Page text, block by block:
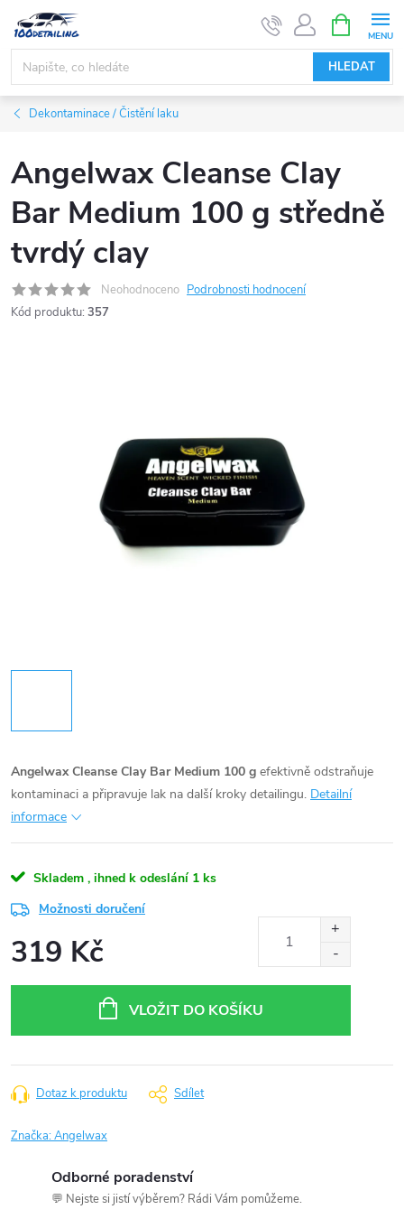
obsah
HLEDAT
NÁKUPNÍ
KOŠÍK
Dekontaminace / Čistění laku
Angelwax Cleanse Clay
Bar Medium 100 g středně
tvrdý clay
Neohodnoceno Podrobnosti hodnocení
Kód produktu: 357
Angelwax Cleanse Clay Bar Medium 100 g efektivně odstraňuje
kontaminaci a připravuje lak na další kroky detailingu. Detailní
informace
Skladem , ihned k odeslání 1 ks
Možnosti doručení
319 Kč
VLOŽIT DO KOŠÍKU
Dotaz k produktu Sdílet
Značka:Angelwax
Odborné poradenství
💬 Nejste si jistí výběrem? Rádi Vám pomůžeme.